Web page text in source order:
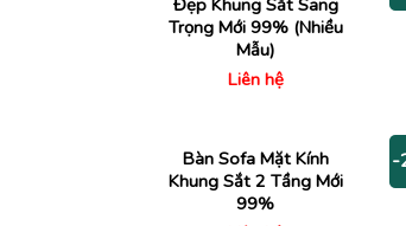
Đẹp Khung Sắt Sang
Trọng Mới 99% (Nhiều
Mẫu)
Liên hệ
Bàn Sofa Mặt Kính
Khung Sắt 2 Tầng Mới
99%
-